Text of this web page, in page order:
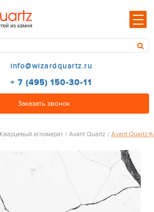
info@wizardquartz.ru
+ 7 (495) 150-30-11
Заказать звонок
Кварцевый агломерат /Avant Quartz /Avant Quartz